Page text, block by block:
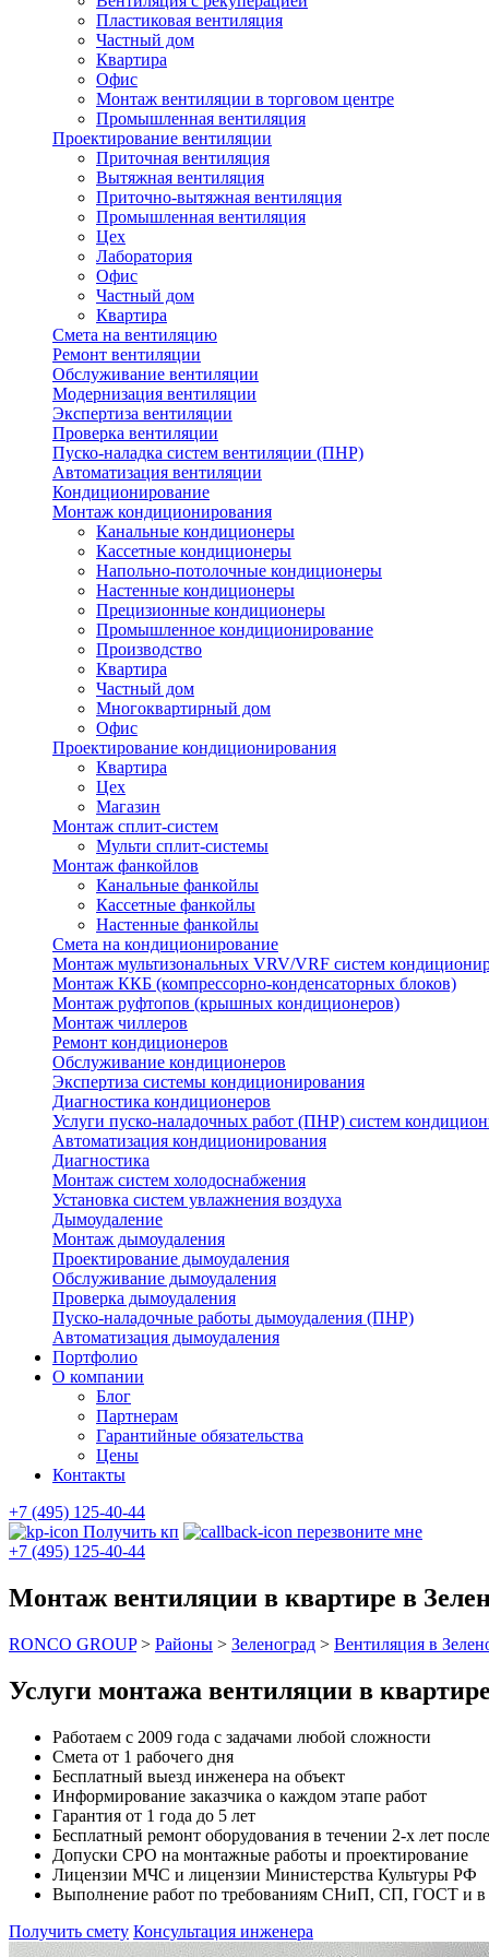
Пластиковая вентиляция
Частный дом
Квартира
Офис
Монтаж вентиляции в торговом центре
Промышленная вентиляция
Проектирование вентиляции
Приточная вентиляция
Вытяжная вентиляция
Приточно-вытяжная вентиляция
Промышленная вентиляция
Цех
Лаборатория
Офис
Частный дом
Квартира
Смета на вентиляцию
Ремонт вентиляции
Обслуживание вентиляции
Модернизация вентиляции
Экспертиза вентиляции
Проверка вентиляции
Пуско-наладка систем вентиляции (ПНР)
Автоматизация вентиляции
Кондиционирование
Монтаж кондиционирования
Канальные кондиционеры
Кассетные кондиционеры
Напольно-потолочные кондиционеры
Настенные кондиционеры
Прецизионные кондиционеры
Промышленное кондиционирование
Производство
Квартира
Частный дом
Многоквартирный дом
Офис
Проектирование кондиционирования
Квартира
Цех
Магазин
Монтаж сплит-систем
Мульти сплит-системы
Монтаж фанкойлов
Канальные фанкойлы
Кассетные фанкойлы
Настенные фанкойлы
Смета на кондиционирование
Монтаж мультизональных VRV/VRF систем
Монтаж ККБ (компрессорно-конденсаторных блоков)
Монтаж руфтопов (крышных кондиционеров)
Монтаж чиллеров
Ремонт кондиционеров
Обслуживание кондиционеров
Экспертиза системы кондиционирования
Диагностика кондиционеров
Услуги пуско-наладочных работ (ПНР) систем
Автоматизация кондиционирования
Диагностика
Монтаж систем холодоснабжения
Установка систем увлажнения воздуха
Дымоудаление
Монтаж дымоудаления
Проектирование дымоудаления
Обслуживание дымоудаления
Проверка дымоудаления
Пуско-наладочные работы дымоудаления (ПНР)
Автоматизация дымоудаления
Портфолио
О компании
Блог
Партнерам
Гарантийные обязательства
Цены
Контакты
+7 (495) 125-40-44
Получить кп
перезвоните мне
+7 (495) 125-40-44
Монтаж вентиляции в квартире в
RONCO GROUP> Районы > Зеленоград > Вентиляция в
Услуги монтажа вентиляции в квартире
Работаем с 2009 года с задачами любой сложности
Смета от 1 рабочего дня
Бесплатный выезд инженера на объект
Информирование заказчика о каждом этапе работ
Гарантия от 1 года до 5 лет
Бесплатный ремонт оборудования в течении 2-х лет
Допуски СРО на монтажные работы и проектирование
Лицензии МЧС и лицензии Министерства Культуры РФ
Выполнение работ по требованиям СНиП, СП, ГОСТ и в
Получить смету Консультация инженера